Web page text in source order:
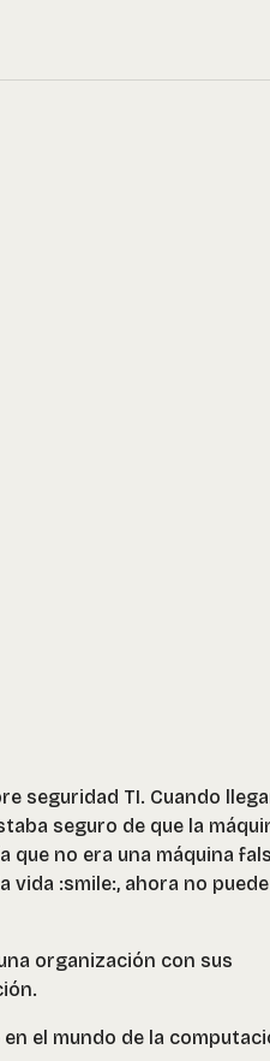
seguridad TI. Cuando
seguro de que la
que no era una máquina
vida :smile:, ahora no puede
organización con sus
el mundo de la